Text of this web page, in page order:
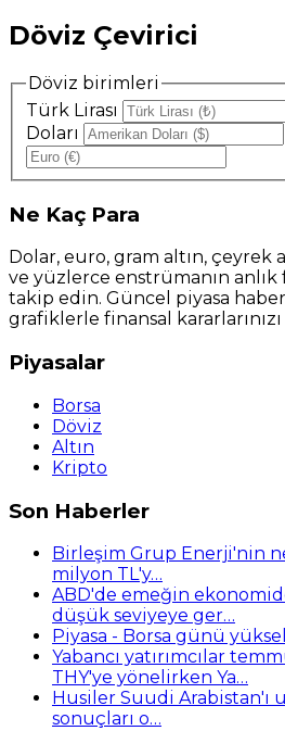
Döviz Çevirici
Döviz birimleri
Türk Lirası
Doları
Ne Kaç Para
Dolar, euro, gram altın, çeyrek
ve yüzlerce enstrümanın anlık
takip edin. Güncel piyasa
grafiklerle finansal
Piyasalar
Borsa
Döviz
Altın
Kripto
Son Haberler
Birleşim Grup Enerji'nin
milyon TL'y…
ABD'de emeğin
düşük seviyeye ger…
Piyasa - Borsa günü
Yabancı yatırımcılar
THY'ye yönelirken Ya…
Husiler Suudi Arabistan'ı
sonuçları o…